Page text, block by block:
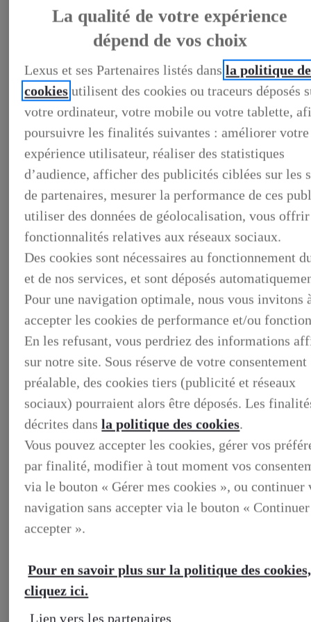
DECOUVREZ LES VOITURES D'OCCASION
LABELLISEES LEXUS PREFERENCE
LEXUS PRÉFÉRENCE, DECOUVREZ LES VOITURES
D'OCCASION LABELLISEES LEXUS PREFERENCE
LES AVANTAGES LEXUS BUSINESS
ELECTRIFIED TESTDRIVE
ELECTRIFIED PROGRAM
NOS OFFRES DU MOMENT
NOS SOLUTIONS DE FINANCEMENT
L'HYBRIDE POUR LES PROFESSIONNELS
CONTACTEZ-NOUS
DECOUVREZ NOS SOLUTIONS DEDIEES AUX
BUSINESS, DECOUVREZ NOS SOLUTIONS DEDIEES
ENTRETIEN & REPARATION
Controle technique
La qualité de votre expérience
dépend de vos choix
Lexus et ses Partenaires listés dansla politique
cookies utilisent des cookies ou traceurs déposés
votre ordinateur, votre mobile ou votre tablette,
poursuivre les finalités suivantes : améliorer votre
expérience utilisateur, réaliser des statistiques
d’audience, afficher des publicités ciblées sur les
de partenaires, mesurer la performance de ces
utiliser des données de géolocalisation, vous offrir
fonctionnalités relatives aux réseaux sociaux.
Des cookies sont nécessaires au fonctionnement
et de nos services, et sont déposés
Pour une navigation optimale, nous vous invitons
accepter les cookies de performance et/ou
En les refusant, vous perdriez des informations
sur notre site. Sous réserve de votre consentement
préalable, des cookies tiers (publicité et réseaux
sociaux) pourraient alors être déposés. Les
décrites dansla politique des cookies.
Vous pouvez accepter les cookies, gérer vos
par finalité, modifier à tout moment vos
via le bouton « Gérer mes cookies », ou continuer
navigation sans accepter via le bouton « Continuer
accepter ».
Pour en savoir plus sur la politique des cookies,
cliquez ici.
Lien vers les partenaires